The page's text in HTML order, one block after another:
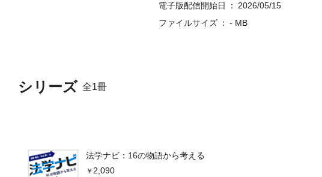
シリーズ 全1冊
法学ナビ：16の物語から考える
2,090
電子版配信開始日
2026/05/15
ファイルサイズ
- MB